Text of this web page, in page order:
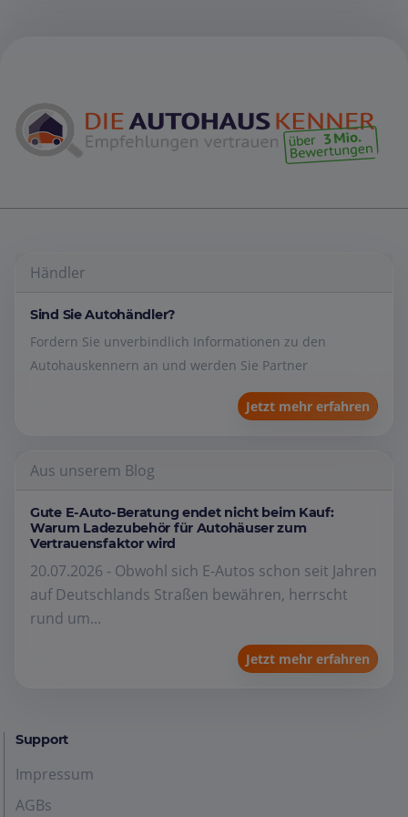
Händler
Sind Sie Autohändler?
Fordern Sie unverbindlich Informationen zu den
Autohauskennern an und werden Sie Partner
Jetzt mehr erfahren
Aus unserem Blog
Gute E-Auto-Beratung endet nicht beim Kauf:
Warum Ladezubehör für Autohäuser zum
Vertrauensfaktor wird
20.07.2026 - Obwohl sich E-Autos schon seit Jahren
auf Deutschlands Straßen bewähren, herrscht
rund um...
Jetzt mehr erfahren
Support
Impressum
AGBs